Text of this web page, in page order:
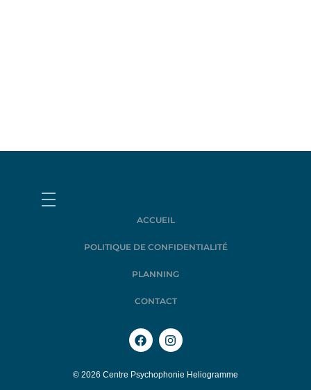
ACCUEIL
POLITIQUE DE CONFIDENTIALITÉ
PLANNING
CONTACT
© 2026 Centre Psychophonie Heliogramme